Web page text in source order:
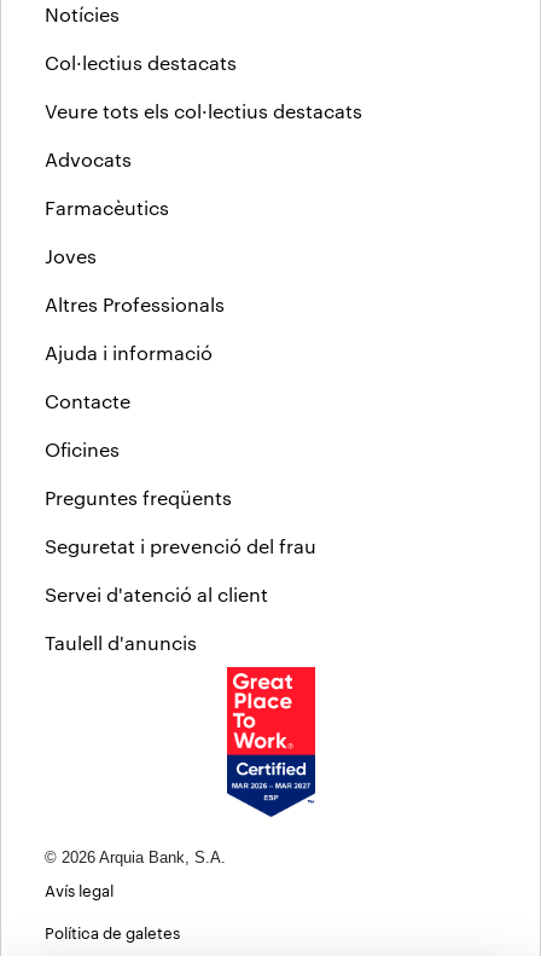
Notícies
Col·lectius destacats
Veure tots els col·lectius destacats
Advocats
Farmacèutics
Joves
Altres Professionals
Ajuda i informació
Contacte
Oficines
Preguntes freqüents
Seguretat i prevenció del frau
Servei d'atenció al client
Taulell d'anuncis
© 2026 Arquia Bank, S.A.
Avís legal
Política de galetes